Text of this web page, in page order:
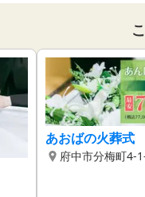
あおばの火葬式
府中市分梅町4-